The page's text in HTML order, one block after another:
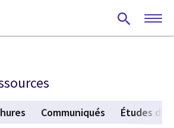
Communiqués Études de